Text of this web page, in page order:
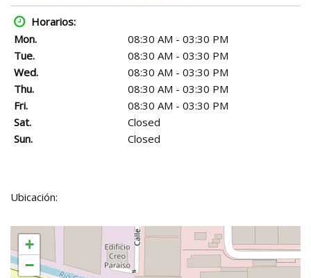
Horarios:
Mon.
08:30 AM - 03:30 PM
Tue.
08:30 AM - 03:30 PM
Wed.
08:30 AM - 03:30 PM
Thu.
08:30 AM - 03:30 PM
Fri.
08:30 AM - 03:30 PM
Sat.
Closed
Sun.
Closed
Ubicación:
+
−